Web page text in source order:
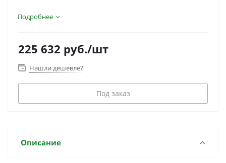
Подробнее
225 632 руб./шт
Нашли дешевле?
Под заказ
Описание